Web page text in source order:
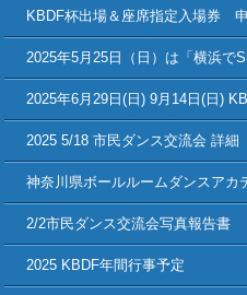
KBDF杯出場＆座席指定入場券
2025年5月25日（日）は「横浜で
2025年6月29日(日) 9月14日(日)
2025 5/18 市民ダンス交流会 詳細
神奈川県ボールルームダンスアカ
2/2市民ダンス交流会写真報告書
2025 KBDF年間行事予定